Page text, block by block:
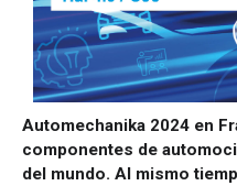
Automechanika 2024 en
componentes de
del mundo. Al mismo